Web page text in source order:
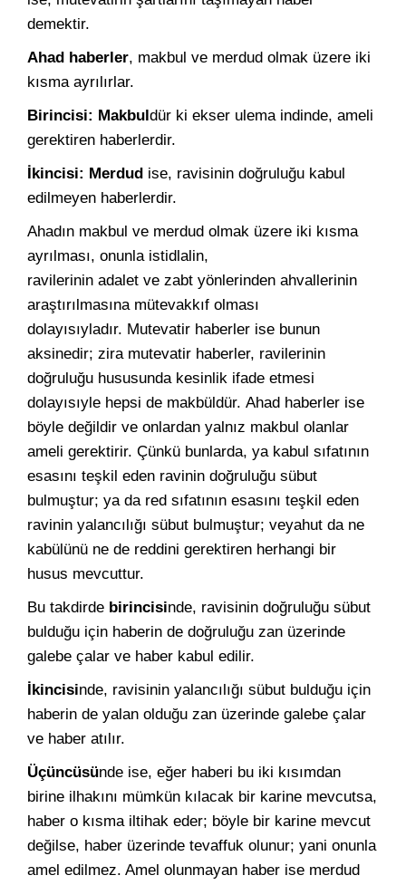
demektir.
Ahad haberler, makbul ve merdud olmak üzere iki
kısma ayrılırlar.
Birincisi: Makbuldür ki ekser ulema indinde, ameli
gerektiren haberlerdir.
İkincisi: Merdud ise, ravisinin doğruluğu kabul
edilmeyen haberlerdir.
Ahadın makbul ve merdud olmak üzere iki kısma
ayrılması, onunla istidlalin,
ravilerinin adalet ve zabt yönlerinden ahvallerinin
araştırılmasına mütevakkıf olması
dolayısıyladır. Mutevatir haberler ise bunun
aksinedir; zira mutevatir haberler, ravilerinin
doğruluğu hususunda kesinlik ifade etmesi
dolayısıyle hepsi de makbüldür. Ahad haberler ise
böyle değildir ve onlardan yalnız makbul olanlar
ameli gerektirir. Çünkü bunlarda, ya kabul sıfatının
esasını teşkil eden ravinin doğruluğu sübut
bulmuştur; ya da red sıfatının esasını teşkil eden
ravinin yalancılığı sübut bulmuştur; veyahut da ne
kabülünü ne de reddini gerektiren herhangi bir
husus mevcuttur.
Bu takdirde birincisinde, ravisinin doğruluğu sübut
bulduğu için haberin de doğruluğu zan üzerinde
galebe çalar ve haber kabul edilir.
İkincisinde, ravisinin yalancılığı sübut bulduğu için
haberin de yalan olduğu zan üzerinde galebe çalar
ve haber atılır.
Üçüncüsünde ise, eğer haberi bu iki kısımdan
birine ilhakını mümkün kılacak bir karine mevcutsa,
haber o kısma iltihak eder; böyle bir karine mevcut
değilse, haber üzerinde tevaffuk olunur; yani onunla
amel edilmez. Amel olunmayan haber ise merdud